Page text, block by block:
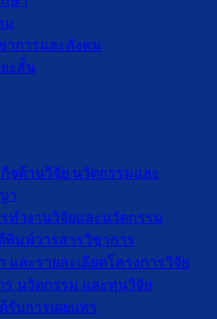
ม
าการและสังคม
ะสั้น
จด้านวิจัย นวัตกรรมและ
า
ทำงานวิจัยและนวัตกรรม
พิมพ์วารสารวิชาการ
และรายละเอียดโครงการวิจัย
ร นวัตกรรม และทุนวิจัย
รับการเผยแพร่